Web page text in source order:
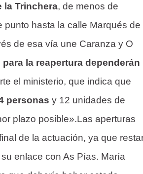
la Trinchera, de menos de
hasta la calle Marqués de
de esa vía une Caranza y O
la reapertura dependerán
el ministerio, que indica que
personas y 12 unidades de
plazo posible».Las aperturas
de la actuación, ya que
enlace con As Pías. María